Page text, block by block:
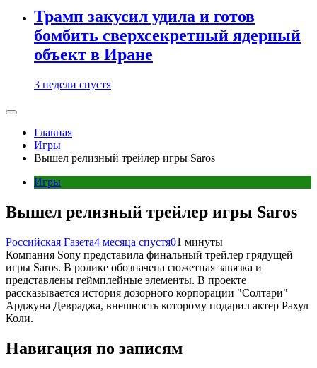
Трамп закусил удила и готов
бомбить сверхсекретный ядерный
объект в Иране
3 недели спустя
Главная
Игры
Вышел релизный трейлер игры Saros
Игры
Вышел релизный трейлер игры Saros
Российская Газета4 месяца спустя01 минуты
Компания Sony представила финальный трейлер грядущей
игры Saros. В ролике обозначена сюжетная завязка и
представлены геймплейные элементы. В проекте
рассказывается история дозорного корпорации "Солтари"
Арджуна Девраджа, внешность которому подарил актер Рахул
Коли.
Навигация по записям